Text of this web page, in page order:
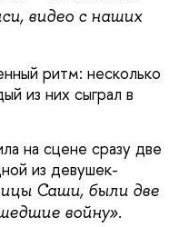
видео с наших
ритм: несколько
из них сыграл в
на сцене сразу две
из девушек-
Саши, были две
войну».